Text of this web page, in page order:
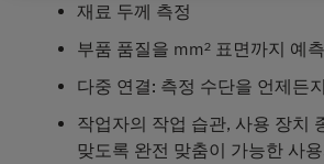
재료 두께 측정
부품 품질을 mm² 표면까지 예
다중 연결: 측정 수단을 언제든
작업자의 작업 습관, 사용 장치
맞도록 완전 맞춤이 가능한 사